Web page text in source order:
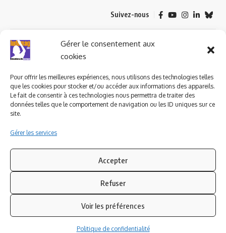
Gérer le consentement aux
cookies
Pour offrir les meilleures expériences, nous utilisons des technologies telles
que les cookies pour stocker et/ou accéder aux informations des appareils.
Le fait de consentir à ces technologies nous permettra de traiter des
données telles que le comportement de navigation ou les ID uniques sur ce
site.
Gérer les services
Accepter
Refuser
Voir les préférences
Politique de confidentialité
Suivez-nous
© 2023 ludomag.com édité et géré par WOOMEET SAS, powered by